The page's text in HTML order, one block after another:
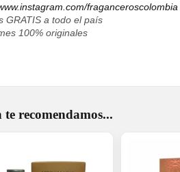
fraganceroscolombia
GRATIS a todo el país
100% originales
te recomendamos...